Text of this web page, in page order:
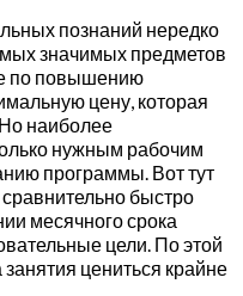
познаний нередко
значимых предметов
по повышению
цену, которая
наиболее
нужным рабочим
программы. Вот тут
быстро
месячного срока
цели. По этой
цениться крайне